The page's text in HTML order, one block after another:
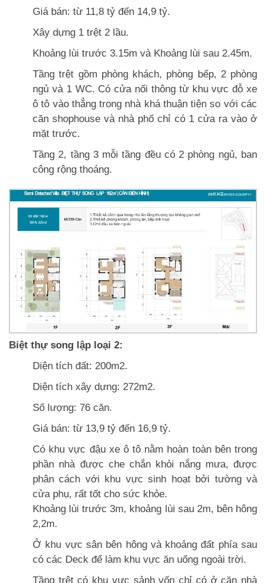
Giá bán: từ 11,8 tỷ đến 14,9 tỷ.
Xây dựng 1 trệt 2 lầu.
Khoảng lùi trước 3.15m và Khoảng lùi sau 2.45m.
Tầng trệt gồm phòng khách, phòng bếp, 2 phòng
ngủ và 1 WC. Có cửa nối thông từ khu vực đỗ xe
ô tô vào thẳng trong nhà khá thuận tiện so với các
căn shophouse và nhà phố chỉ có 1 cửa ra vào ở
mặt trước.
Tầng 2, tầng 3 mỗi tầng đều có 2 phòng ngủ, ban
công rộng thoáng.
Biệt thự song lập loại 2:
Diện tích đất: 200m2.
Diện tích xây dựng: 272m2.
Số lượng: 76 căn.
Giá bán: từ 13,9 tỷ đến 16,9 tỷ.
Có khu vực đậu xe ô tô nằm hoàn toàn bên trong
phần nhà được che chắn khỏi nắng mưa, được
phân cách với khu vực sinh hoạt bởi tường và
cửa phụ, rất tốt cho sức khỏe.
Khoảng lùi trước 3m, khoảng lùi sau 2m, bên hông
2,2m.
Ở khu vực sân bên hông và khoảng đất phía sau
có các Deck để làm khu vực ăn uống ngoài trời.
Tầng trệt có khu vực sảnh vốn chỉ có ở căn nhà